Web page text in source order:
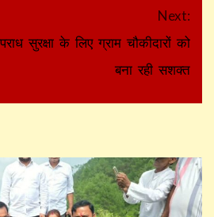
Next:
सुरक्षा के लिए ग्राम चौकीदारों को
बना रही सशक्त